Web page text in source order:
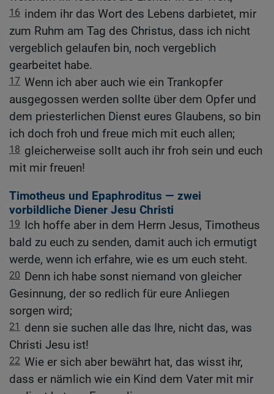
16 indem ihr das Wort des Lebens darbietet, mir
zum Ruhm am Tag des Christus, dass ich nicht
vergeblich gelaufen bin, noch vergeblich
gearbeitet habe.
17 Wenn ich aber auch wie ein Trankopfer
ausgegossen werden sollte über dem Opfer und
dem priesterlichen Dienst eures Glaubens, so bin
ich doch froh und freue mich mit euch allen;
18 gleicherweise sollt auch ihr froh sein und euch
mit mir freuen!
Timotheus und Epaphroditus — zwei
vorbildliche Diener Jesu Christi
19 Ich hoffe aber in dem Herrn Jesus, Timotheus
bald zu euch zu senden, damit auch ich ermutigt
werde, wenn ich erfahre, wie es um euch steht.
20 Denn ich habe sonst niemand von gleicher
Gesinnung, der so redlich für eure Anliegen
sorgen wird;
21 denn sie suchen alle das Ihre, nicht das, was
Christi Jesu ist!
22 Wie er sich aber bewährt hat, das wisst ihr,
dass er nämlich wie ein Kind dem Vater mit mir